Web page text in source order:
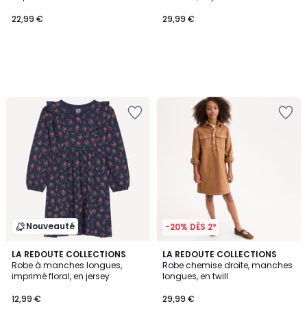
22,99 €
29,99 €
Nouveauté
LA REDOUTE COLLECTIONS
Robe à manches longues,
imprimé floral, en jersey
12,99 €
-20% DÈS 2*
LA REDOUTE COLLECTIONS
Robe chemise droite, manches
longues, en twill
29,99 €